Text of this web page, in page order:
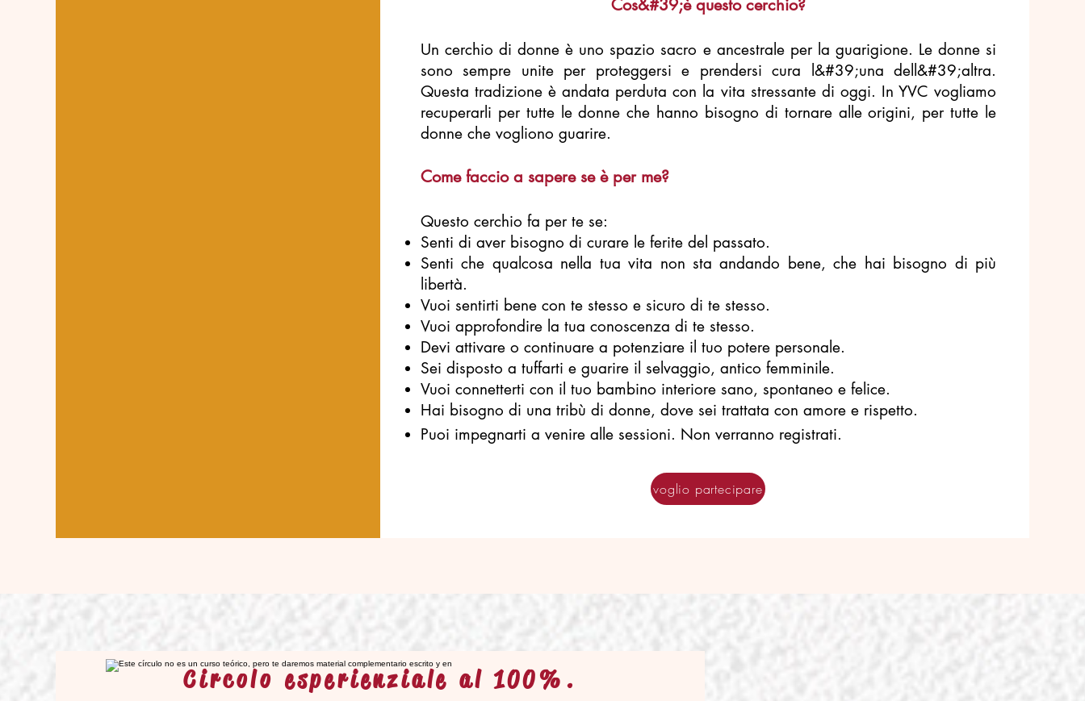
Faccio parte del cerchio: Access
Cos&#39;è questo cerchio?
Un cerchio di donne è uno spazio sacro e ancestrale per la guarigione. Le donne si
sono sempre unite per proteggersi e prendersi cura l&#39;una dell&#39;altra.
Questa tradizione è andata perduta con la vita stressante di oggi. In YVC vogliamo
recuperarli per tutte le donne che hanno bisogno di tornare alle origini, per tutte le
donne che vogliono guarire.
Come faccio a sapere se è per me?
Questo cerchio fa per te se:
Senti di aver bisogno di curare le ferite del passato.
Senti che qualcosa nella tua vita non sta andando bene, che hai bisogno di più
libertà.
Vuoi sentirti bene con te stesso e sicuro di te stesso.
Vuoi approfondire la tua conoscenza di te stesso.
Devi attivare o continuare a potenziare il tuo potere personale.
Sei disposto a tuffarti e guarire il selvaggio, antico femminile.
Vuoi connetterti con il tuo bambino interiore sano, spontaneo e felice.
Hai bisogno di una tribù di donne, dove sei trattata con amore e rispetto.
Puoi impegnarti a venire alle sessioni. Non verranno registrati.
voglio partecipare
Circolo esperienziale al 100%.